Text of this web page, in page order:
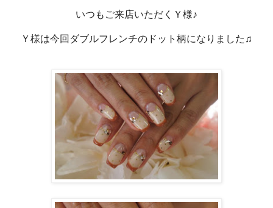
いつもご来店いただくＹ様♪
Ｙ様は今回ダブルフレンチのドット柄になりました♫